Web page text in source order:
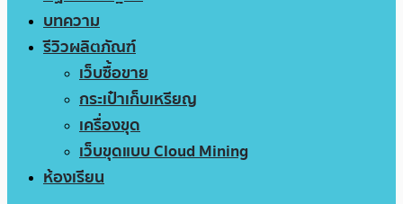
บทความ
รีวิวผลิตภัณฑ์
เว็บซื้อขาย
กระเป๋าเก็บเหรียญ
เครื่องขุด
เว็บขุดแบบ Cloud Mining
ห้องเรียน